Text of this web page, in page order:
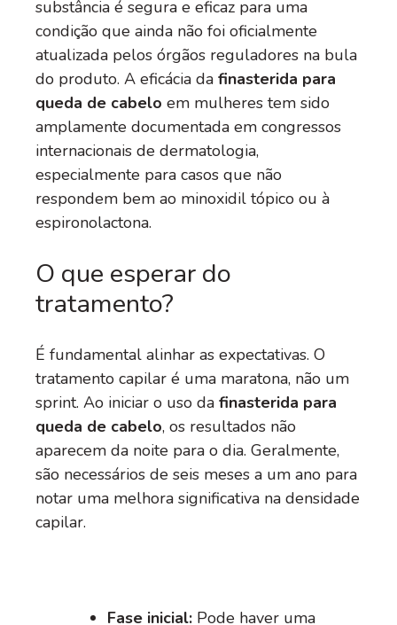
substância é segura e eficaz para uma
condição que ainda não foi oficialmente
atualizada pelos órgãos reguladores na bula
do produto. A eficácia da finasterida para
queda de cabelo em mulheres tem sido
amplamente documentada em congressos
internacionais de dermatologia,
especialmente para casos que não
respondem bem ao minoxidil tópico ou à
espironolactona.
O que esperar do
tratamento?
É fundamental alinhar as expectativas. O
tratamento capilar é uma maratona, não um
sprint. Ao iniciar o uso da finasterida para
queda de cabelo, os resultados não
aparecem da noite para o dia. Geralmente,
são necessários de seis meses a um ano para
notar uma melhora significativa na densidade
capilar.
Fase inicial: Pode haver uma